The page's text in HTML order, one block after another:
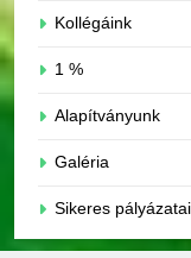
Kollégáink
1 %
Alapítványunk
Galéria
Sikeres